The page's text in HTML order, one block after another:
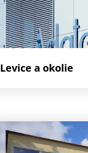
Levice a okolie